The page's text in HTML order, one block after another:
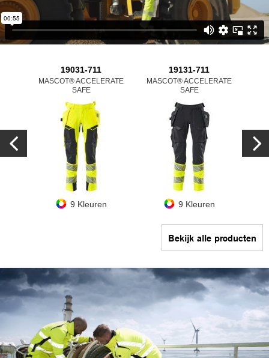
19031-711
MASCOT® ACCELERATE
SAFE
9 Kleuren
19131-711
MASCOT® ACCELERATE
SAFE
9 Kleuren
Bekijk alle producten